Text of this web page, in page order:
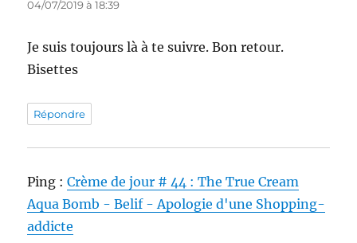
04/07/2019 à 18:39
Je suis toujours là à te suivre. Bon retour.
Bisettes
Répondre
Ping :Crème de jour # 44 : The True Cream
Aqua Bomb - Belif - Apologie d'une Shopping-
addicte